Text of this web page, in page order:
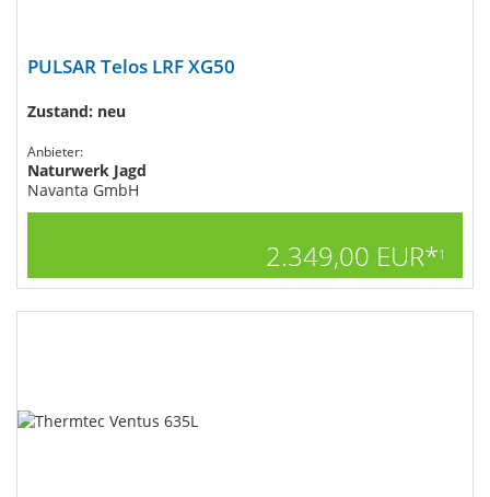
PULSAR Telos LRF XG50
Zustand: neu
Anbieter:
Naturwerk Jagd
Navanta GmbH
2.349,00 EUR*1